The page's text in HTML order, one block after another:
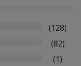
(128)
(82)
(1)